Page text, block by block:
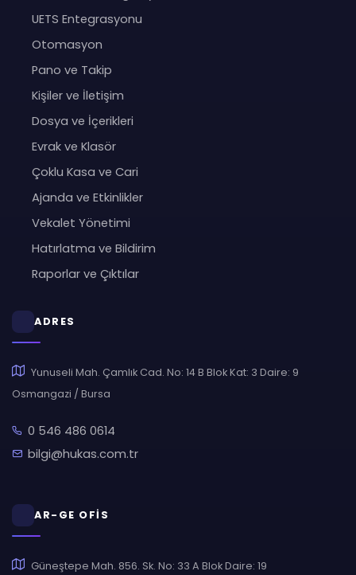
UETS Entegrasyonu
Otomasyon
Pano ve Takip
Kişiler ve İletişim
Dosya ve İçerikleri
Evrak ve Klasör
Çoklu Kasa ve Cari
Ajanda ve Etkinlikler
Vekalet Yönetimi
Hatırlatma ve Bildirim
Raporlar ve Çıktılar
ADRES
Yunuseli Mah. Çamlık Cad. No: 14 B Blok Kat: 3 Daire: 9
Osmangazi / Bursa
0 546 486 0614
bilgi@hukas.com.tr
AR-GE OFİS
Güneştepe Mah. 856. Sk. No: 33 A Blok Daire: 19